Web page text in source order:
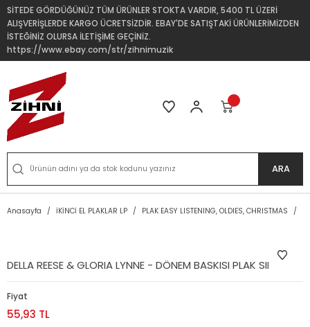
SİTEDE GÖRDÜĞÜNÜZ TÜM ÜRÜNLER STOKTA VARDIR, 5400 TL ÜZERİ
ALIŞVERİŞLERDE KARGO ÜCRETSİZDİR. EBAY'DE SATIŞTAKİ ÜRÜNLERİMİZDEN
İSTEĞİNİZ OLURSA İLETİŞİME GEÇİNİZ.
https://www.ebay.com/str/zihnimuzik
ARA
Anasayfa İKİNCİ EL PLAKLAR LP PLAK EASY LISTENING, OLDIES, CHRISTMAS
DELLA REESE & GLORIA LYNNE - DÖNEM BASKISI PLAK SIFIR
Fiyat
55,93 TL